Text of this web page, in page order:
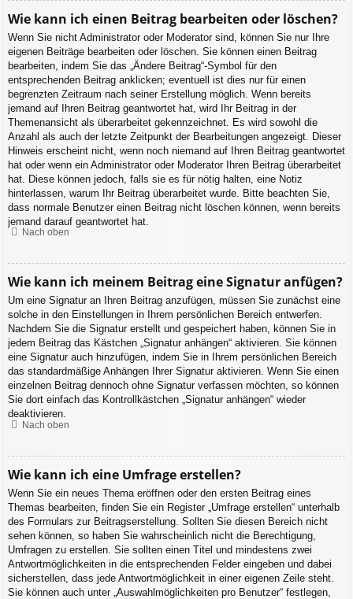
Wie kann ich einen Beitrag bearbeiten oder löschen?
Wenn Sie nicht Administrator oder Moderator sind, können Sie nur Ihre
eigenen Beiträge bearbeiten oder löschen. Sie können einen Beitrag
bearbeiten, indem Sie das „Ändere Beitrag“-Symbol für den
entsprechenden Beitrag anklicken; eventuell ist dies nur für einen
begrenzten Zeitraum nach seiner Erstellung möglich. Wenn bereits
jemand auf Ihren Beitrag geantwortet hat, wird Ihr Beitrag in der
Themenansicht als überarbeitet gekennzeichnet. Es wird sowohl die
Anzahl als auch der letzte Zeitpunkt der Bearbeitungen angezeigt. Dieser
Hinweis erscheint nicht, wenn noch niemand auf Ihren Beitrag geantwortet
hat oder wenn ein Administrator oder Moderator Ihren Beitrag überarbeitet
hat. Diese können jedoch, falls sie es für nötig halten, eine Notiz
hinterlassen, warum Ihr Beitrag überarbeitet wurde. Bitte beachten Sie,
dass normale Benutzer einen Beitrag nicht löschen können, wenn bereits
jemand darauf geantwortet hat.
Nach oben
Wie kann ich meinem Beitrag eine Signatur anfügen?
Um eine Signatur an Ihren Beitrag anzufügen, müssen Sie zunächst eine
solche in den Einstellungen in Ihrem persönlichen Bereich entwerfen.
Nachdem Sie die Signatur erstellt und gespeichert haben, können Sie in
jedem Beitrag das Kästchen „Signatur anhängen“ aktivieren. Sie können
eine Signatur auch hinzufügen, indem Sie in Ihrem persönlichen Bereich
das standardmäßige Anhängen Ihrer Signatur aktivieren. Wenn Sie einen
einzelnen Beitrag dennoch ohne Signatur verfassen möchten, so können
Sie dort einfach das Kontrollkästchen „Signatur anhängen“ wieder
deaktivieren.
Nach oben
Wie kann ich eine Umfrage erstellen?
Wenn Sie ein neues Thema eröffnen oder den ersten Beitrag eines
Themas bearbeiten, finden Sie ein Register „Umfrage erstellen“ unterhalb
des Formulars zur Beitragserstellung. Sollten Sie diesen Bereich nicht
sehen können, so haben Sie wahrscheinlich nicht die Berechtigung,
Umfragen zu erstellen. Sie sollten einen Titel und mindestens zwei
Antwortmöglichkeiten in die entsprechenden Felder eingeben und dabei
sicherstellen, dass jede Antwortmöglichkeit in einer eigenen Zeile steht.
Sie können auch unter „Auswahlmöglichkeiten pro Benutzer“ festlegen,